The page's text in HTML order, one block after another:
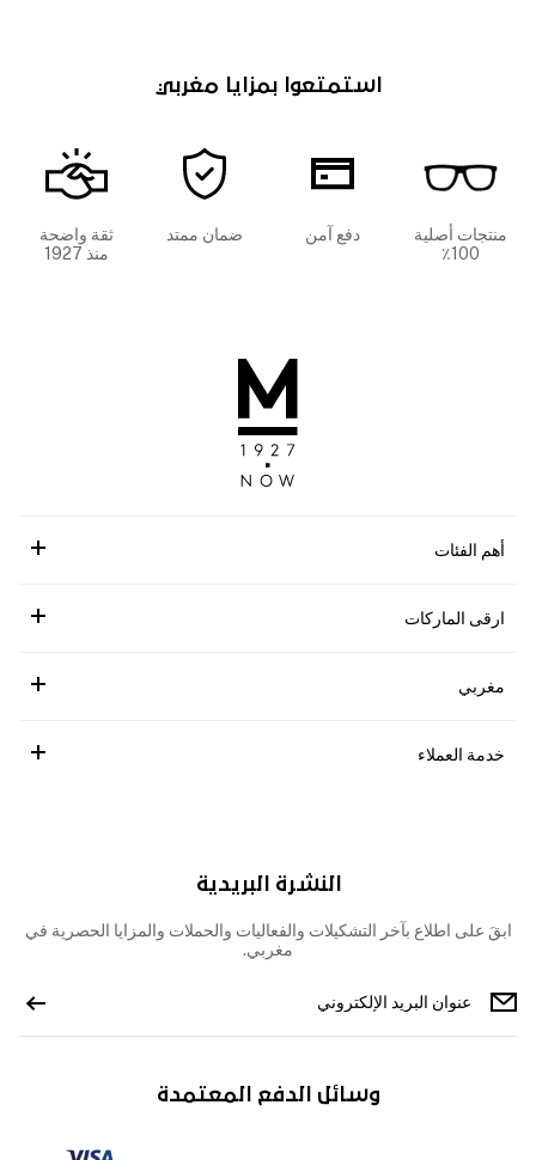
استمتعوا بمزايا مغربي
منتجات أصلية
100٪
دفع آمن ضمان ممتد
ثقة واضحة
منذ 1927
أهم الفئات
ارقى الماركات
مغربي
خدمة العملاء
النشرة البريدية
ابقَ على اطلاع بآخر التشكيلات والفعاليات والحملات والمزايا الحصرية في
مغربي.
وسائل الدفع المعتمدة